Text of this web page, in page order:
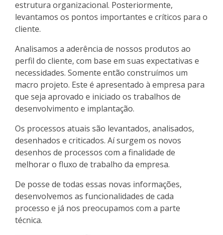
estrutura organizacional. Posteriormente,
levantamos os pontos importantes e críticos para o
cliente.
Analisamos a aderência de nossos produtos ao
perfil do cliente, com base em suas expectativas e
necessidades. Somente então construímos um
macro projeto. Este é apresentado à empresa para
que seja aprovado e iniciado os trabalhos de
desenvolvimento e implantação.
Os processos atuais são levantados, analisados,
desenhados e criticados. Aí surgem os novos
desenhos de processos com a finalidade de
melhorar o fluxo de trabalho da empresa.
De posse de todas essas novas informações,
desenvolvemos as funcionalidades de cada
processo e já nos preocupamos com a parte
técnica.